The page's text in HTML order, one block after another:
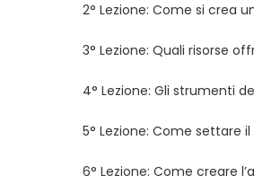
2° Lezione: Come si crea
3° Lezione: Quali risorse
4° Lezione: Gli strumenti
5° Lezione: Come settare
6° Lezione: Come creare